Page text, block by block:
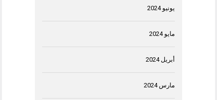
يونيو 2024
مايو 2024
أبريل 2024
مارس 2024